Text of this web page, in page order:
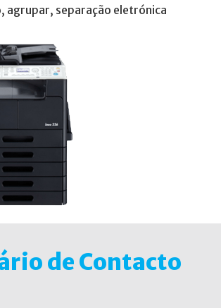
agrupar, separação eletrónica
de Contacto